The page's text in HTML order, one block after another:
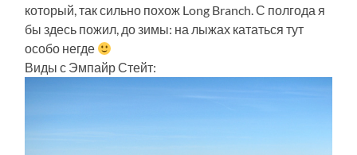
который, так сильно похож Long Branch. С полгода я
бы здесь пожил, до зимы: на лыжах кататься тут
особо негде
Виды с Эмпайр Стейт: